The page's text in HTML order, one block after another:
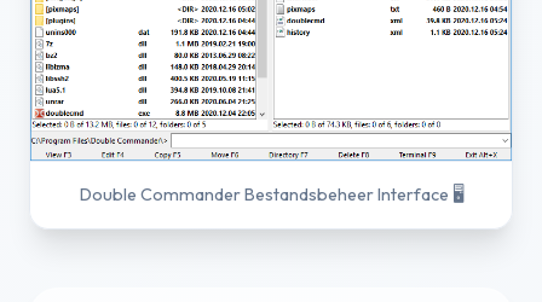
Double Commander Bestandsbeheer Interface 🖥️